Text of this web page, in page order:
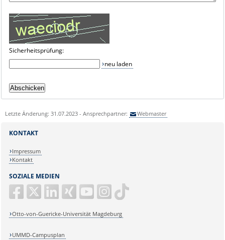
Sicherheitsprüfung:
neu laden
Letzte Änderung: 31.07.2023 - Ansprechpartner: Webmaster
SOZIALE MEDIEN
Otto-von-Guericke-Universität Magdeburg
KONTAKT
Impressum
Kontakt
UMMD-Campusplan